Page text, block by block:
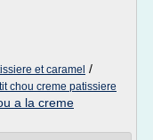
et caramel /
chou creme patissiere
a la creme